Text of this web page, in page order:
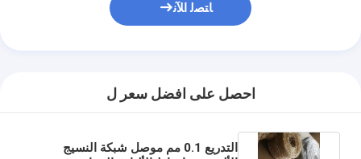
ﺎﺘﺼﻟ ﺍﻶﻧ
احصل على افضل سعر ل
التدريع 0.1 مم موصل شبكة النسيج